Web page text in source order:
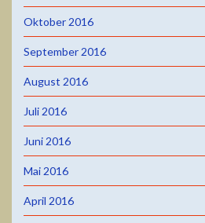
Oktober 2016
September 2016
August 2016
Juli 2016
Juni 2016
Mai 2016
April 2016